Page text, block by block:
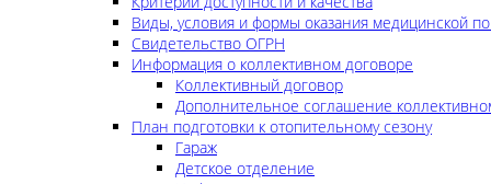
Виды, условия и формы оказания медицинской
Свидетельство ОГРН
Информация о коллективном договоре
Коллективный договор
Дополнительное соглашение
План подготовки к отопительному сезону
Гараж
Детское отделение